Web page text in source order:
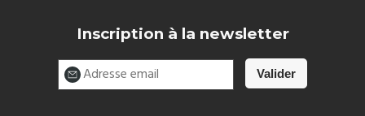
Inscription à la newsletter